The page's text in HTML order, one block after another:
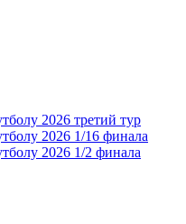
2026 третий тур
2026 1/16 финала
2026 1/2 финала